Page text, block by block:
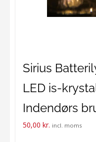
Sirius
LED is-
Indendørs
50,00 kr. incl. moms